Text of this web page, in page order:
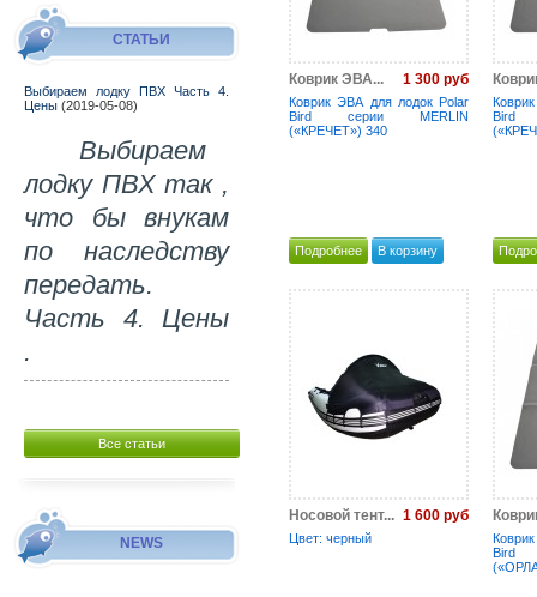
СТАТЬИ
Выбираем лодку ПВХ Часть 4.
Цены (2019-05-08)
Выбираем
лодку ПВХ так ,
что бы внукам
по наследству
передать.
Часть 4. Цены
.
Все статьи
NEWS
Коврик ЭВА... 1 300 руб
Коврик ЭВА для лодок Polar
Bird серии MERLIN
(«КРЕЧЕТ») 340
Подробнее В корзину
Bird
Носовой тент... 1 600 руб
Цвет: черный
Bird